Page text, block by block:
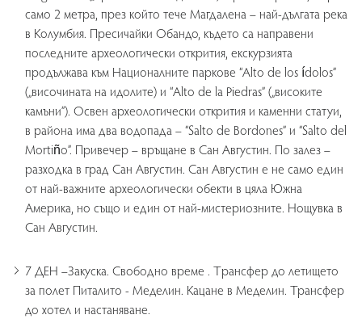
само 2 метра, през който тече Магдалена – най-дългата река
в Колумбия. Пресичайки Oбандо, където са направени
последните археологически открития, екскурзията
продължава към Националните паркове “Alto de los ídolos”
(„височината на идолите) и “Alto de la Piedras” („високите
камъни”). Освен археологически открития и каменни статуи,
в района има два водопада – “Salto de Bordones” и “Salto del
Mortiño”. Привечер – връщане в Сан Августин. По залез –
разходка в град Сан Августин. Сан Августин е не само един
от най-важните археологически обекти в цяла Южна
Америка, но също и един от най-мистериозните. Нощувка в
Сан Августин.
7 ДЕН –Закуска. Свободно време . Tрансфер до летището
за полет Питалито - Меделин. Кацане в Меделин. Трансфер
до хотел и настаняване.